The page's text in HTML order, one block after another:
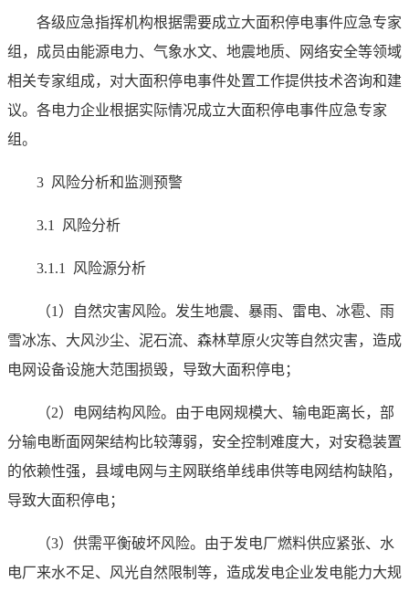
各级应急指挥机构根据需要成立大面积停电事件应急专家
组，成员由能源电力、气象水文、地震地质、网络安全等领域
相关专家组成，对大面积停电事件处置工作提供技术咨询和建
议。各电力企业根据实际情况成立大面积停电事件应急专家
组。
3 风险分析和监测预警
3.1 风险分析
3.1.1 风险源分析
（1）自然灾害风险。发生地震、暴雨、雷电、冰雹、雨
雪冰冻、大风沙尘、泥石流、森林草原火灾等自然灾害，造成
电网设备设施大范围损毁，导致大面积停电；
（2）电网结构风险。由于电网规模大、输电距离长，部
分输电断面网架结构比较薄弱，安全控制难度大，对安稳装置
的依赖性强，县域电网与主网联络单线串供等电网结构缺陷，
导致大面积停电；
（3）供需平衡破坏风险。由于发电厂燃料供应紧张、水
电厂来水不足、风光自然限制等，造成发电企业发电能力大规